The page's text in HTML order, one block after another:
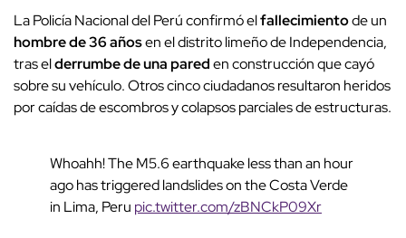
La Policía Nacional del Perú confirmó elfallecimientode un
hombre de 36 añosen el distrito limeño de Independencia,
tras elderrumbe de una pareden construcción que cayó
sobre su vehículo. Otros cinco ciudadanos resultaron heridos
por caídas de escombros y colapsos parciales de estructuras.
Whoahh! The M5.6 earthquake less than an hour
ago has triggered landslides on the Costa Verde
in Lima, Peru pic.twitter.com/zBNCkP09Xr